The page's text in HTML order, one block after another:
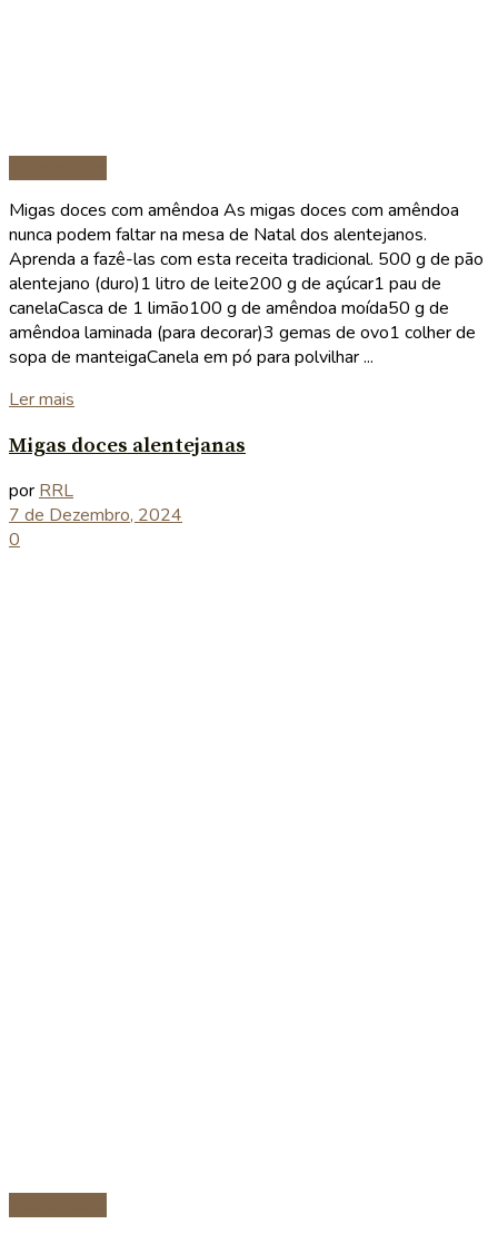
Migas doces com amêndoa As migas doces com amêndoa
nunca podem faltar na mesa de Natal dos alentejanos.
Aprenda a fazê-las com esta receita tradicional. 500 g de pão
alentejano (duro)1 litro de leite200 g de açúcar1 pau de
canelaCasca de 1 limão100 g de amêndoa moída50 g de
amêndoa laminada (para decorar)3 gemas de ovo1 colher de
sopa de manteigaCanela em pó para polvilhar ...
Ler mais
Migas doces alentejanas
porRRL
7 de Dezembro, 2024
0